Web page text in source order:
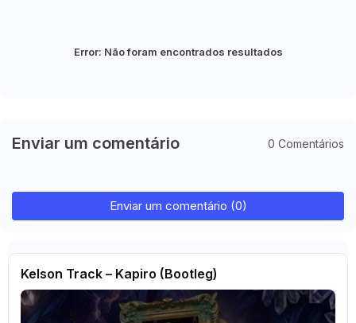
Error: Não foram encontrados resultados
Enviar um comentário 0 Comentários
Enviar um comentário (0)
Kelson Track – Kapiro (Bootleg)